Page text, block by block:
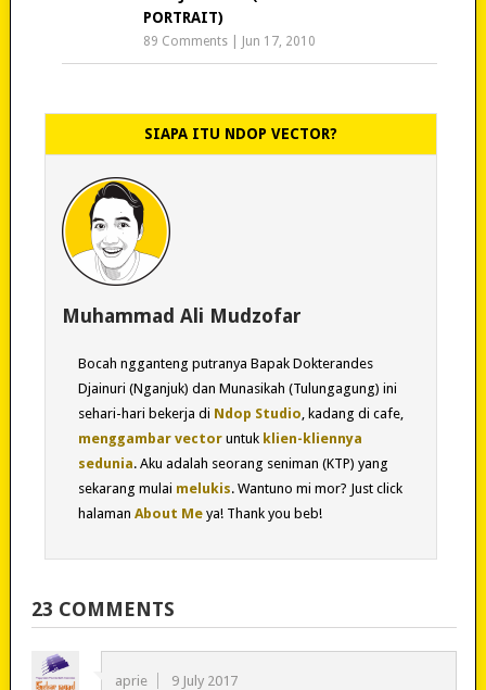
PORTRAIT)
89 Comments Jun 17, 2010
SIAPA ITU NDOP VECTOR?
Muhammad Ali Mudzofar
Bocah ngganteng putranya Bapak Dokterandes
Djainuri (Nganjuk) dan Munasikah (Tulungagung) ini
sehari-hari bekerja di Ndop Studio , kadang di cafe,
menggambar vectoruntuk klien-kliennya
sedunia. Aku adalah seorang seniman (KTP) yang
sekarang mulai melukis. Wantuno mi mor? Just click
halaman About Meya! Thank you beb!
23 COMMENTS
aprie 9 July 2017